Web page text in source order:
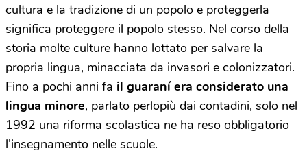
cultura e la tradizione di un popolo e proteggerla
significa proteggere il popolo stesso. Nel corso della
storia molte culture hanno lottato per salvare la
propria lingua, minacciata da invasori e colonizzatori.
Fino a pochi anni fa il guaraní era considerato una
lingua minore, parlato perlopiù dai contadini, solo nel
1992 una riforma scolastica ne ha reso obbligatorio
l’insegnamento nelle scuole.